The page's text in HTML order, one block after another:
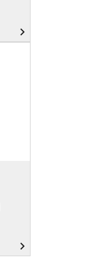
navigate_next
navigate_next